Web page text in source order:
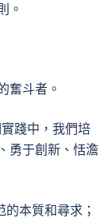
。
奮斗者。
踐中，我們培
勇于創新、恬澹
本質和尋求；